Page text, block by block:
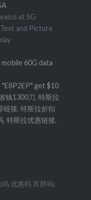
at 5G
and Picture
60G data
get $10
钱1300刀, 特斯拉
链接, 特斯拉折扣
, 特斯拉优惠链接,
优惠码 库胖码: